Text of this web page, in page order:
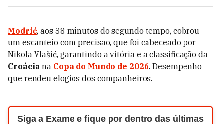
Modrić, aos 38 minutos do segundo tempo, cobrou
um escanteio com precisão, que foi cabeceado por
Nikola Vlašić, garantindo a vitória e a classificação da
Croácia na Copa do Mundo de 2026. Desempenho
que rendeu elogios dos companheiros.
Siga a Exame e fique por dentro das últimas